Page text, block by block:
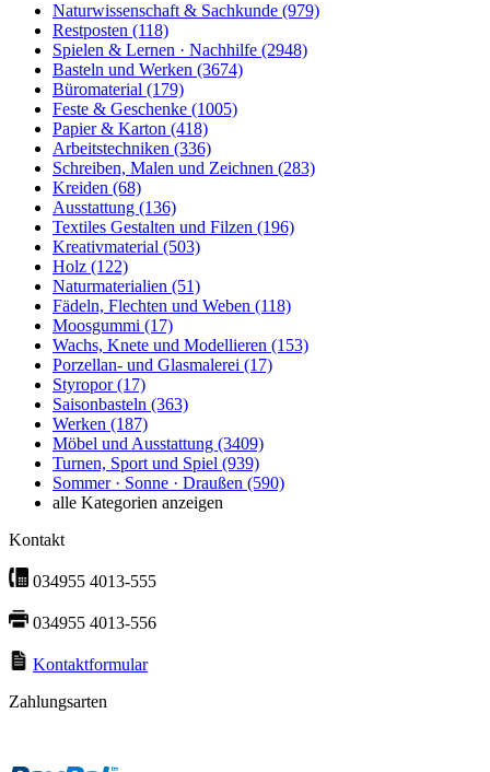
Naturwissenschaft & Sachkunde (979)
Restposten (118)
Spielen & Lernen · Nachhilfe (2948)
Basteln und Werken (3674)
Büromaterial (179)
Feste & Geschenke (1005)
Papier & Karton (418)
Arbeitstechniken (336)
Schreiben, Malen und Zeichnen (283)
Kreiden (68)
Ausstattung (136)
Textiles Gestalten und Filzen (196)
Kreativmaterial (503)
Holz (122)
Naturmaterialien (51)
Fädeln, Flechten und Weben (118)
Moosgummi (17)
Wachs, Knete und Modellieren (153)
Porzellan- und Glasmalerei (17)
Styropor(17)
Saisonbasteln (363)
Werken (187)
Möbel und Ausstattung (3409)
Turnen, Sport und Spiel (939)
Sommer · Sonne · Draußen (590)
alle Kategorien anzeigen
Kontakt
034955 4013-555
034955 4013-556
Kontaktformular
Zahlungsarten